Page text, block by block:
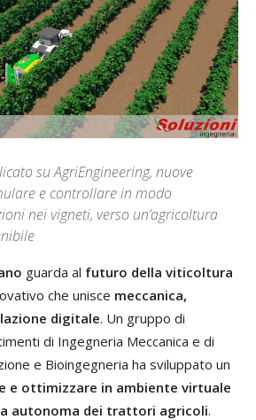
su AgriEngineering, nuove
e controllare in modo
nei vigneti, verso un’agricoltura
guarda al futuro della viticoltura
che unisce meccanica,
digitale. Un gruppo di
di Ingegneria Meccanica e di
e Bioingegneria ha sviluppato un
e ottimizzare in ambiente virtuale
autonoma dei trattori agricoli.